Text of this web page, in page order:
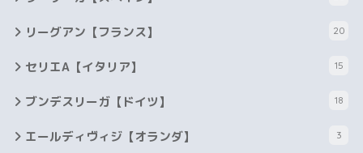
リーグアン【フランス】 20
セリエA【イタリア】 15
ブンデスリーガ【ドイツ】 18
エールディヴィジ【オランダ】 3